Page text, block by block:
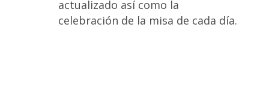
actualizado así como la
celebración de la misa de cada día.